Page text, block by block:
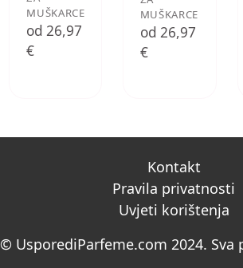
MUŠKARCE
od 26,97
€
MUŠKARCE
od 26,97
€
Kontakt
Pravila privatnosti
Uvjeti korištenja
© UsporediParfeme.com 2024. Sva